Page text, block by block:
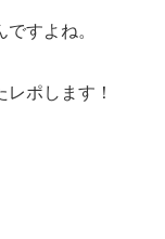
すよね。
ポします！